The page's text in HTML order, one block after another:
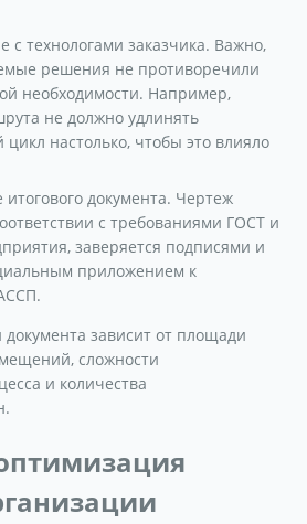
с технологами заказчика. Важно,
решения не противоречили
необходимости. Например,
не должно удлинять
цикл настолько, чтобы это влияло
документа. Чертеж
с требованиями ГОСТ и
заверяется подписями и
приложением к
документа зависит от площади
сложности
и количества